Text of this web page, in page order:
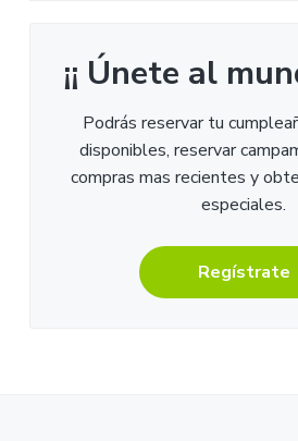
¡¡ Únete al
Podrás reservar tu
disponibles, reservar
compras mas recientes y
especiales.
Regístrate